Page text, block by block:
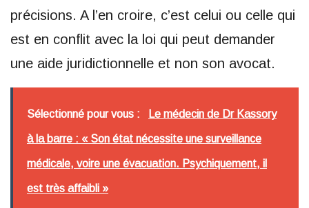
précisions. A l’en croire, c’est celui ou celle qui
est en conflit avec la loi qui peut demander
une aide juridictionnelle et non son avocat.
Sélectionné pour vous : Le médecin de Dr Kassory
à la barre : « Son état nécessite une surveillance
médicale, voire une évacuation. Psychiquement, il
est très affaibli »